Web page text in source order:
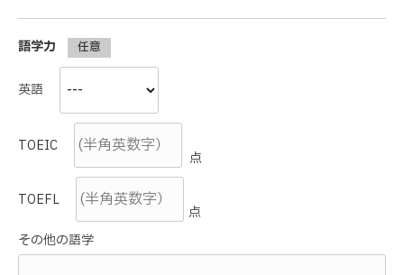
語学力 任意
英語
TOEIC
点
TOEFL
点
その他の語学